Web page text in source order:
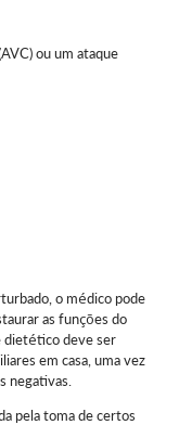
ou um ataque
o médico pode
as funções do
dietético deve ser
em casa, uma vez
negativas.
pela toma de certos